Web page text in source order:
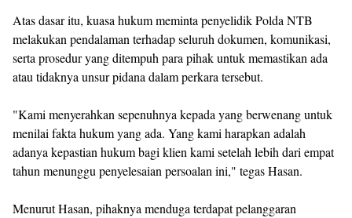
‎Atas dasar itu, kuasa hukum meminta penyelidik Polda NTB
melakukan pendalaman terhadap seluruh dokumen, komunikasi,
serta prosedur yang ditempuh para pihak untuk memastikan ada
atau tidaknya unsur pidana dalam perkara tersebut.
‎"Kami menyerahkan sepenuhnya kepada yang berwenang untuk
menilai fakta hukum yang ada. Yang kami harapkan adalah
adanya kepastian hukum bagi klien kami setelah lebih dari empat
tahun menunggu penyelesaian persoalan ini," tegas Hasan.
‎Menurut Hasan, pihaknya menduga terdapat pelanggaran